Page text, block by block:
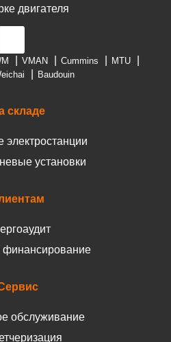
двигателя
VMAN Cummins
MTU
Baudouin
складе
электростанции
установки
финансирование
обслуживание